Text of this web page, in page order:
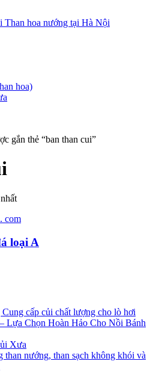
Than hoa nướng tại Hà Nội
hoa)
gắn thẻ “ban than cui”
loại A
cấp củi chất lượng cho lò hơi
Lựa Chọn Hoàn Hảo Cho Nồi Bánh
Xưa
than nướng, than sạch không khói và